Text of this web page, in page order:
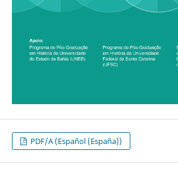
PDF/A (Español (España))